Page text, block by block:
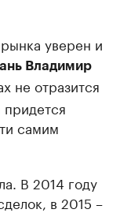
уверен и
Владимир
не отразится
самим
В 2014 году
в 2015 –